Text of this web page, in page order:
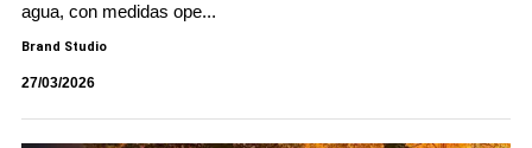
agua, con medidas ope...
Brand Studio
27/03/2026